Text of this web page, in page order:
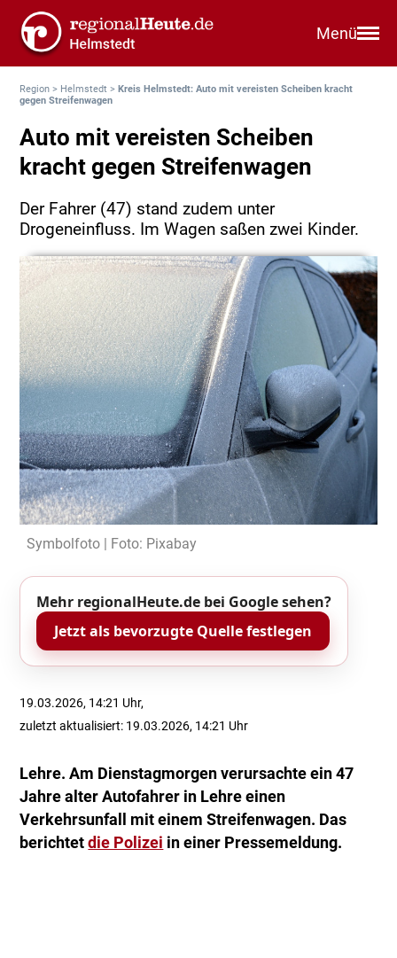
Menü
Region > Helmstedt >Kreis Helmstedt: Auto mit vereisten Scheiben kracht
gegen Streifenwagen
Auto mit vereisten Scheiben
kracht gegen Streifenwagen
Der Fahrer (47) stand zudem unter
Drogeneinfluss. Im Wagen saßen zwei Kinder.
Symbolfoto | Foto: Pixabay
Mehr regionalHeute.de bei Google sehen?
Jetzt als bevorzugte Quelle festlegen
19.03.2026, 14:21 Uhr,
zuletzt aktualisiert: 19.03.2026, 14:21 Uhr
Lehre. Am Dienstagmorgen verursachte ein 47
Jahre alter Autofahrer in Lehre einen
Verkehrsunfall mit einem Streifenwagen. Das
berichtetdie Polizei in einer Pressemeldung.